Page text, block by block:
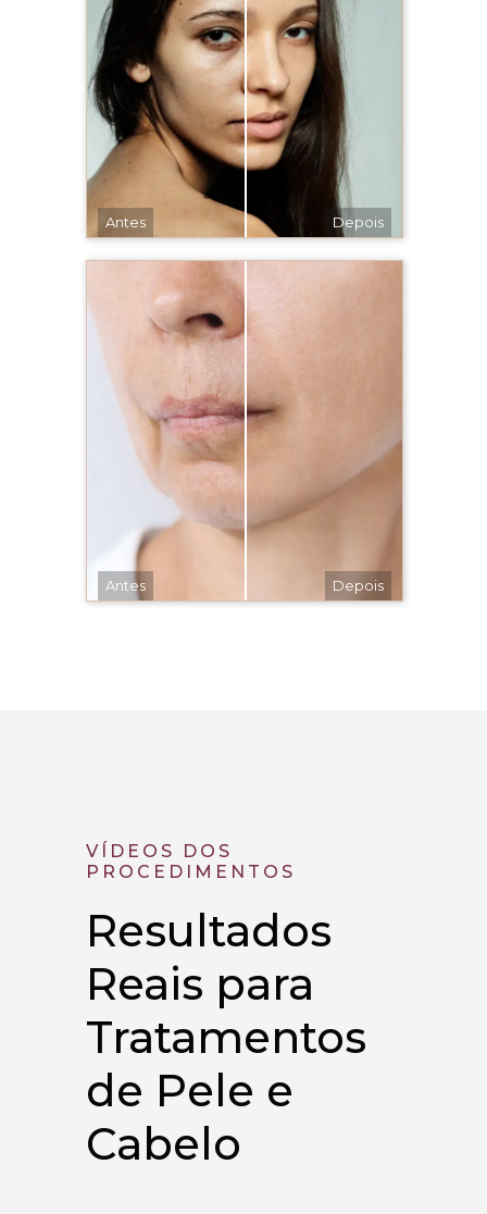
Antes Depois
Antes Depois
VÍDEOS DOS
PROCEDIMENTOS
Resultados
Reais para
Tratamentos
de Pele e
Cabelo